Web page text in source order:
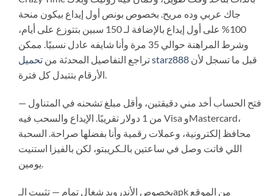
جاك عربي وده مريح. بخصوص بونص أول إيداع بيكون منحة
100% على أول إيداع بالإضافة لـ 150 سبين بتتوزع على أيام،
وشرط المراهنة حوالي 35 مرة وأنا شايفه عادل نسبيًا. ممكن
تراجع التفاصيل المحدثة منتحميل starz888
الأرقام بتتبدل كل فترة.
فتح الحساب أخد مني دقيقتين، وأقل مبلغ تشحنه في المتناول —
من 1 دولار تقريبًا. الإيداع والسحب فيه Visa وMastercard،
محافظ إلكترونية، وعملات رقمية وأنا بفضلها صراحة. السحبة
اللي فاتت وصل في ساعتين بالـكريبتو، لكن بالفيزا استنيت
يومين.
بخصوص الأندرويد شغال تمام — تثبيت الـapk من الموقع